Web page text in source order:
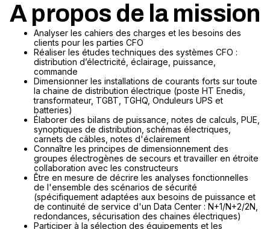
A propos de la mission
Analyser les cahiers des charges et les besoins des
clients pour les parties CFO
Réaliser les études techniques des systèmes CFO :
distribution d’électricité, éclairage, puissance,
commande
Dimensionner les installations de courants forts sur toute
la chaine de distribution électrique (poste HT Enedis,
transformateur, TGBT, TGHQ, Onduleurs UPS et
batteries)
Élaborer des bilans de puissance, notes de calculs, PUE,
synoptiques de distribution, schémas électriques,
carnets de câbles, notes d'éclairement
Connaître les principes de dimensionnement des
groupes électrogènes de secours et travailler en étroite
collaboration avec les constructeurs
Être en mesure de décrire les analyses fonctionnelles
de l'ensemble des scénarios de sécurité
(spécifiquement adaptées aux besoins de puissance et
de continuité de service d'un Data Center : N+1/N+2/2N,
redondances, sécurisation des chaines électriques)
Participer à la sélection des équipements et les